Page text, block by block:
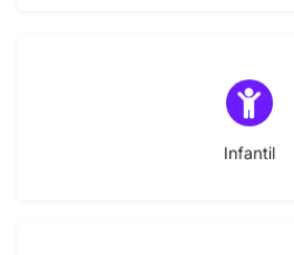
Infantil
(7)